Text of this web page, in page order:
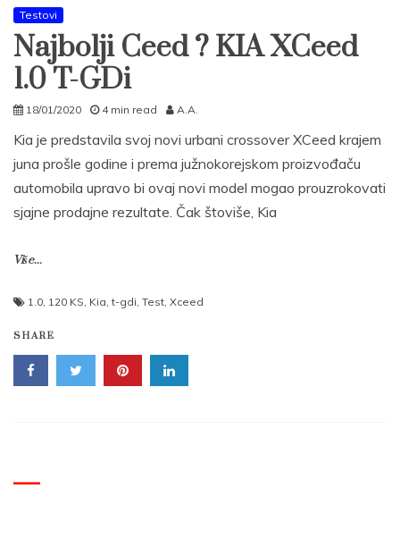
Testovi
Najbolji Ceed ? KIA XCeed
1.0 T-GDi
18/01/2020 4 min read A.A.
Kia je predstavila svoj novi urbani crossover XCeed krajem
juna prošle godine i prema južnokorejskom proizvođaču
automobila upravo bi ovaj novi model mogao prouzrokovati
sjajne prodajne rezultate. Čak štoviše, Kia
Više...
1.0 120 KS Kia ,t-gdi Test Xceed
SHARE